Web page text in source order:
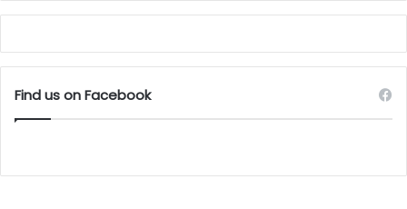
Find us on Facebook